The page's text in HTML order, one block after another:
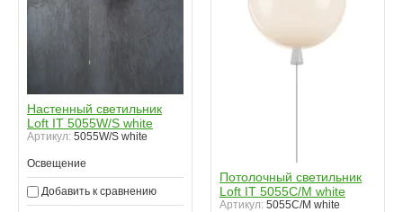
Настенный светильник
Loft IT 5055W/S white
Артикул: 5055W/S white
Освещение
Добавить к сравнению
Потолочный светильник
Loft IT 5055C/M white
Артикул: 5055C/M white